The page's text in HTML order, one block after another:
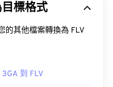
設使用 RealNetworks 開
此處
式包括 VLC 媒體播放
內容。它也是一種媒體容
14496-12:2008
標格式
其他檔案轉換為 FLV
3GA 到 FLV